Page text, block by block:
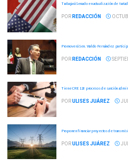
Trabajará Senado en actualización de
POR REDACCIÓN
Promoverá Sen. Waldo Fernández
POR REDACCIÓN
Tiene CRE 128 procesos de sanción
PORULISES JUÁREZ
Proponen financiar proyectos de
PORULISES JUÁREZ